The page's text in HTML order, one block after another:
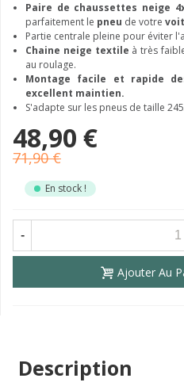
Paire de chaussettes neige
parfaitement le pneu de votre
Partie centrale pleine pour éviter
Chaine neige textile à très
au roulage.
Montage facile et rapide
excellent maintien.
S'adapte sur les pneus de taille
48,90 €
71,90 €
En stock !
-
Ajouter Au
Description